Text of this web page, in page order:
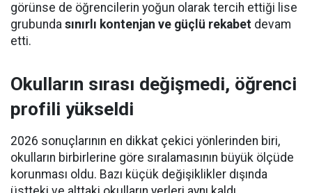
görünse de öğrencilerin yoğun olarak tercih ettiği lise
grubunda sınırlı kontenjan ve güçlü rekabet devam
etti.
Okulların sırası değişmedi, öğrenci
profili yükseldi
2026 sonuçlarının en dikkat çekici yönlerinden biri,
okulların birbirlerine göre sıralamasının büyük ölçüde
korunması oldu. Bazı küçük değişiklikler dışında